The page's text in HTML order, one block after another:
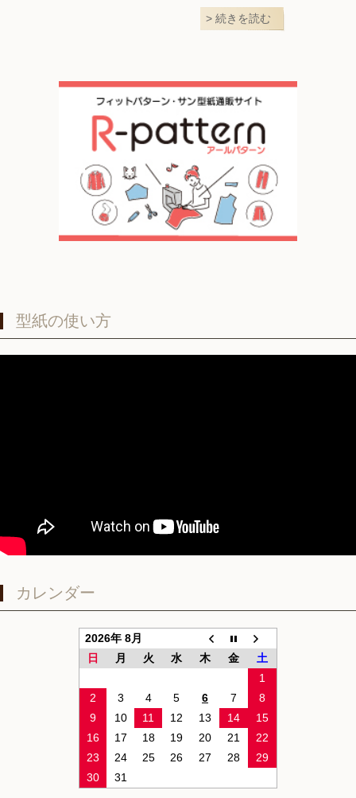
続きを読む
型紙の使い方
カレンダー
2026年 8月
日
月 火 水 木 金
土
1
2
3 4 5 6 7
8
9
10 11 12 13 14
15
16
17 18 19 20 21
22
23
24 25 26 27 28
29
30
31